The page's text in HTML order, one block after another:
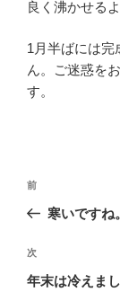
良く沸かせる
1月半ばには完
ん。ご迷惑を
す。
投
ビ
ゲ
過
去
投
稿
前
寒いですね。
次
の
次
年末は冷えまし